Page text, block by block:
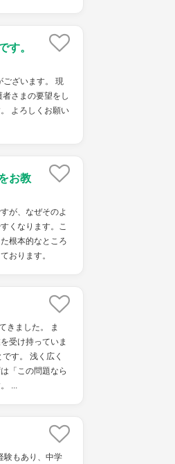
す。
ございます。 現
さまの要望をし
よろしくお願い
お教
が、なぜそのよ
くなります。こ
根本的なところ
おります。
きました。 ま
受け持っていま
す。 浅く広く
「この問題なら
...
験もあり、中学